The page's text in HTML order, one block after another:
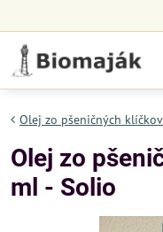
Olej zo pšeničných
Olej zo
ml - Solio